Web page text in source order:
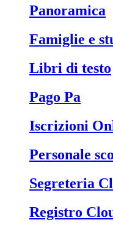
Panoramica
Famiglie e
Libri di testo
Pago Pa
Iscrizioni
Personale
Segreteria
Registro